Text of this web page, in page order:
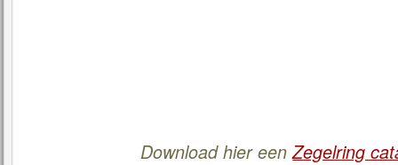
Download hier eenZegelring